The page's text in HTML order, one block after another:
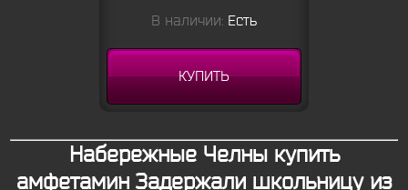
В наличии: Есть
КУПИТЬ
Набережные Челны купить
амфетамин Задержали школьницу из